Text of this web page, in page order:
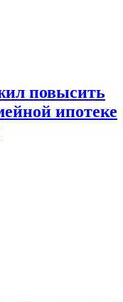
повысить
ипотеке